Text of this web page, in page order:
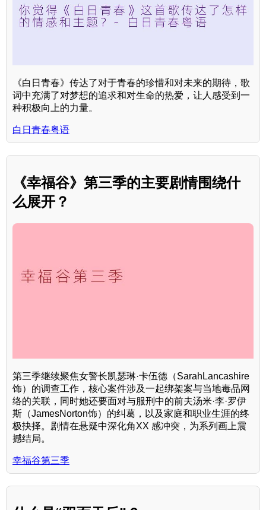
《白日青春》传达了对于青春的珍惜和对未来的期待，歌
词中充满了对梦想的追求和对生命的热爱，让人感受到一
种积极向上的力量。
白日青春粤语
《幸福谷》第三季的主要剧情围绕什
么展开？
第三季继续聚焦女警长凯瑟琳·卡伍德（SarahLancashire
饰）的调查工作，核心案件涉及一起绑架案与当地毒品网
络的关联，同时她还要面对与服刑中的前夫汤米·李·罗伊
斯（JamesNorton饰）的纠葛，以及家庭和职业生涯的终
极抉择。剧情在悬疑中深化角XX 感冲突，为系列画上震
撼结局。
幸福谷第三季